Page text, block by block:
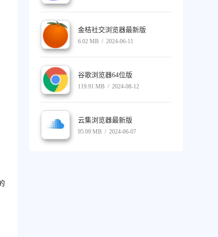
金桔社交浏览器最新版
6.02 MB / 2024-06-11
谷歌浏览器64位版
119.91 MB / 2024-08-12
云集浏览器最新版
95.09 MB / 2024-06-07